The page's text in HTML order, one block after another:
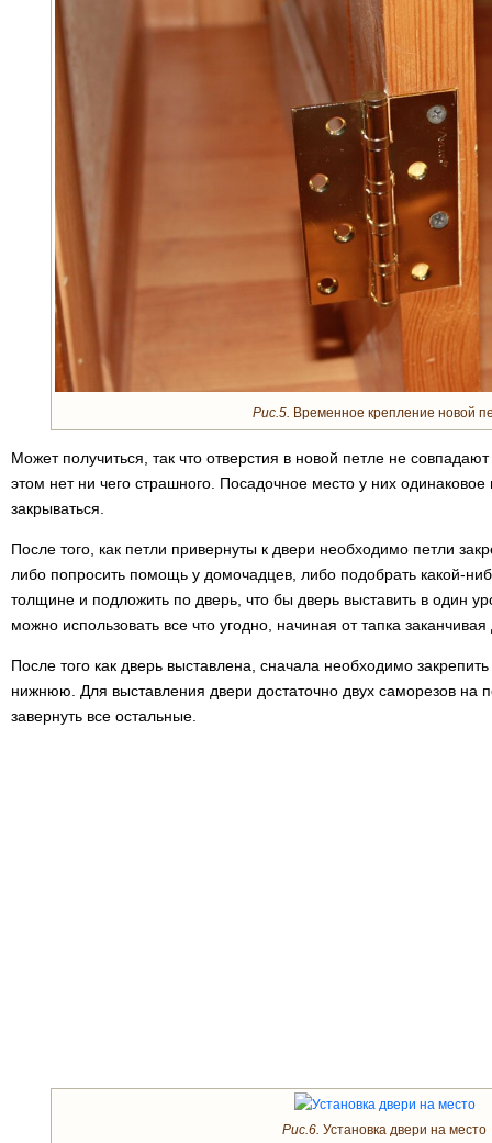
Рис.5. Временное крепление новой
Может получиться, так что отверстия в новой петле не
этом нет ни чего страшного. Посадочное место у них одинаковое
закрываться.
После того, как петли привернуты к двери необходимо петли
либо попросить помощь у домочадцев, либо подобрать какой-
толщине и подложить по дверь, что бы дверь выставить в один
можно использовать все что угодно, начиная от тапка
После того как дверь выставлена, сначала необходимо
нижнюю. Для выставления двери достаточно двух саморезов на
завернуть все остальные.
Рис.6. Установка двери на место